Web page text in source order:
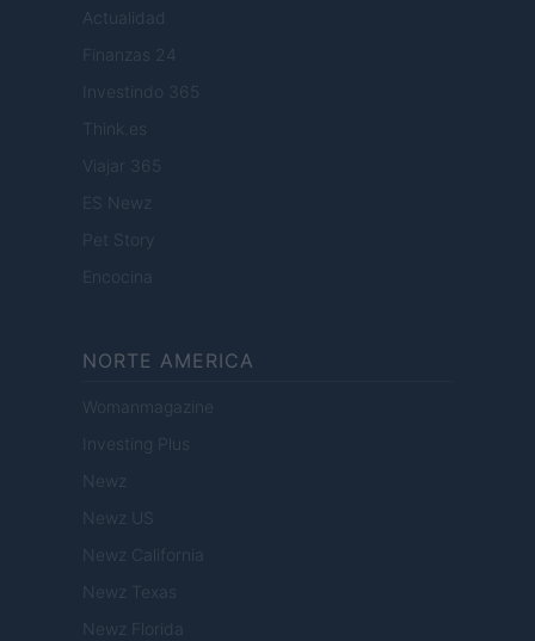
Actualidad
Finanzas 24
Investindo 365
Think.es
Viajar 365
ES Newz
Pet Story
Encocina
NORTE AMERICA
Womanmagazine
Investing Plus
Newz
Newz US
Newz California
Newz Texas
Newz Florida